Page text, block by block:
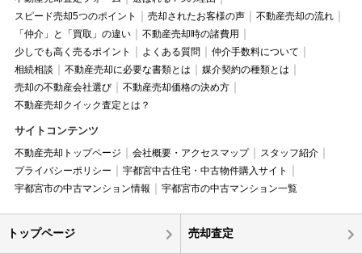
スピード売却5つのポイント
売却されたお客様の声
不動産売却の流れ
「仲介」と「買取」の違い
不動産売却時の諸費用
少しでも高く売るポイント
よくある質問
仲介手数料について
相続相談
不動産売却に必要な書類とは
媒介契約の種類とは
売却の不動産会社選び
不動産売却価格の決め方
不動産売却クイック査定とは？
サイトコンテンツ
不動産売却トップページ 会社概要・アクセスマップ
スタッフ紹介
プライバシーポリシー
宇都宮中古住宅・中古物件購入サイト
宇都宮市の中古マンション情報
宇都宮市の中古マンション一覧
トップページ 売却査定